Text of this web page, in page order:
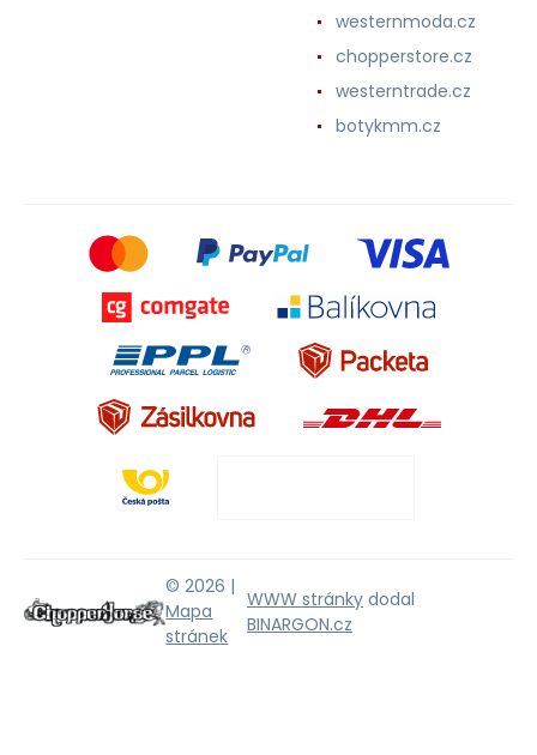
westernmoda.cz
chopperstore.cz
westerntrade.cz
botykmm.cz
© 2026 |
Mapa
stránek
WWW stránky dodal
BINARGON.cz